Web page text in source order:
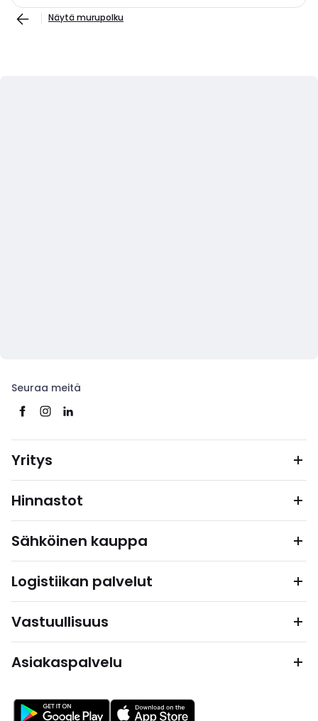
Näytä murupolku
Seuraa meitä
Yritys
Hinnastot
Sähköinen kauppa
Logistiikan palvelut
Vastuullisuus
Asiakaspalvelu